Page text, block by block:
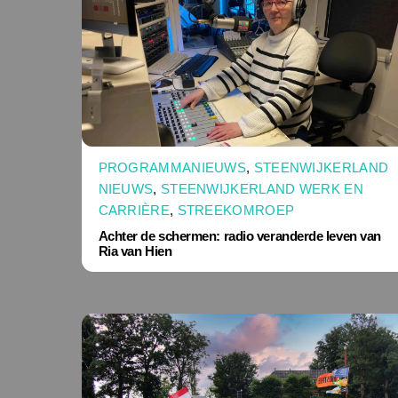
PROGRAMMANIEUWS, STEENWIJKERLAND
NIEUWS, STEENWIJKERLAND WERK EN
CARRIÈRE, STREEKOMROEP
Achter de schermen: radio veranderde leven van
Ria van Hien